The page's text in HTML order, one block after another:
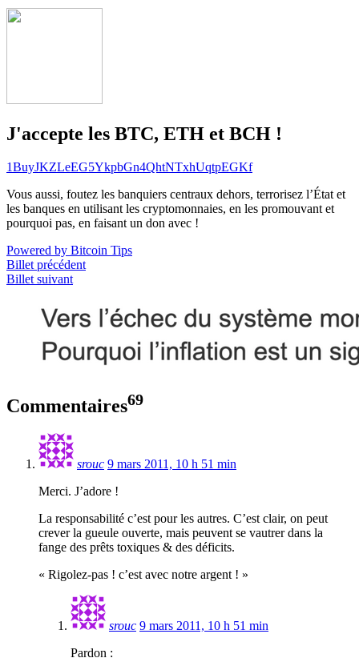
J'accepte les BTC, ETH et BCH !
1BuyJKZLeEG5YkpbGn4QhtNTxhUqtpEGKf
Vous aussi, foutez les banquiers centraux dehors, terrorisez l’État et
les banques en utilisant les cryptomonnaies, en les promouvant et
pourquoi pas, en faisant un don avec !
Powered by Bitcoin Tips
Billet précédent
Billet suivant
Commentaires69
srouc 9 mars 2011, 10 h 51 min
Merci. J’adore !
La responsabilité c’est pour les autres. C’est clair, on peut
crever la gueule ouverte, mais peuvent se vautrer dans la
fange des prêts toxiques & des déficits.
« Rigolez-pas ! c’est avec notre argent ! »
srouc 9 mars 2011, 10 h 51 min
Pardon :